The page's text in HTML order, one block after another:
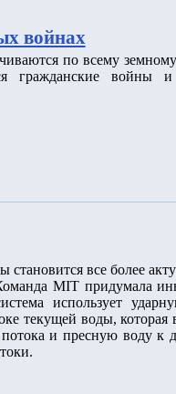
войнах
по всему
гражданские войны и
становится все более
MIT придумала
использует
текущей воды, которая
и пресную воду к